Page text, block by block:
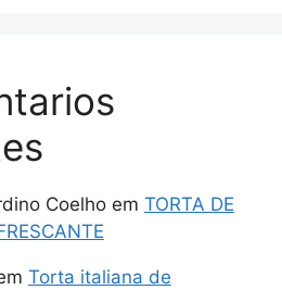
Coelhoem TORTA DE
Torta italiana de